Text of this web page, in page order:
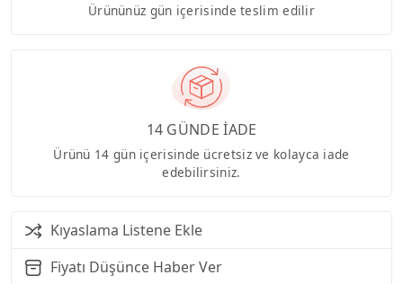
Ürününüz gün içerisinde teslim edilir
14 GÜNDE İADE
Ürünü 14 gün içerisinde ücretsiz ve kolayca iade
edebilirsiniz.
Kıyaslama Listene Ekle
Fiyatı Düşünce Haber Ver